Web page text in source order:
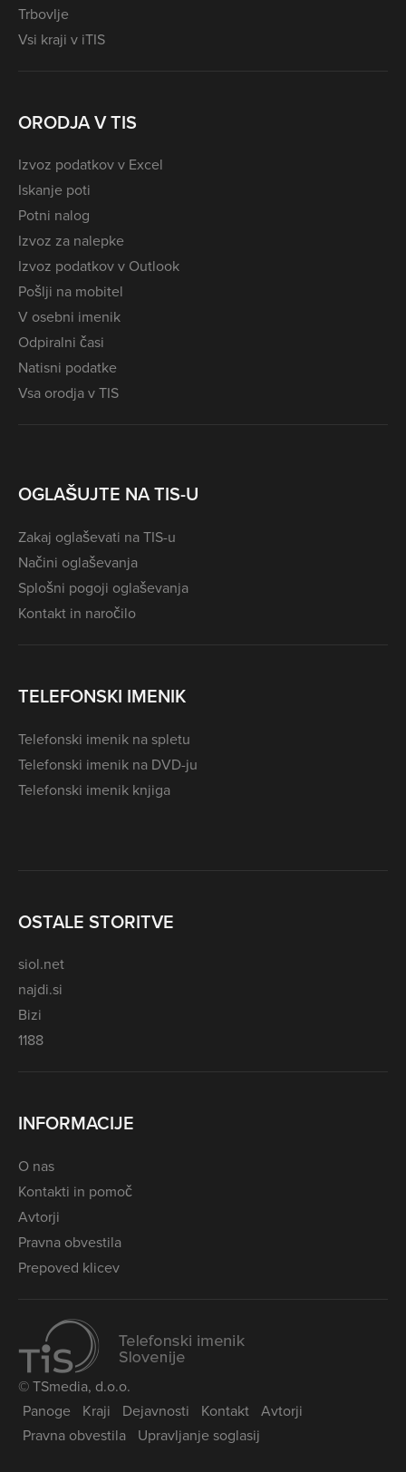
Trbovlje
Vsi kraji v iTIS
ORODJA V TIS
Izvoz podatkov v Excel
Iskanje poti
Potni nalog
Izvoz za nalepke
Izvoz podatkov v Outlook
Pošlji na mobitel
V osebni imenik
Odpiralni časi
Natisni podatke
Vsa orodja v TIS
OGLAŠUJTE NA TIS-U
Zakaj oglaševati na TIS-u
Načini oglaševanja
Splošni pogoji oglaševanja
Kontakt in naročilo
TELEFONSKI IMENIK
Telefonski imenik na spletu
Telefonski imenik na DVD-ju
Telefonski imenik knjiga
OSTALE STORITVE
siol.net
najdi.si
Bizi
1188
INFORMACIJE
O nas
Kontakti in pomoč
Avtorji
Pravna obvestila
Prepoved klicev
© TSmedia, d.o.o.
Panoge
Kraji Dejavnosti Kontakt Avtorji
Pravna obvestila
Upravljanje soglasij